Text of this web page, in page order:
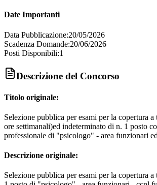
Date Importanti
Data Pubblicazione:20/05/2026
Scadenza Domande:20/06/2026
Posti Disponibili:1
Descrizione del Concorso
Titolo originale:
Selezione pubblica per esami per la copertura
ore settimanali)ed indeterminato di n. 1 posto
professionale di "psicologo" - area funzionari
Descrizione originale:
Selezione pubblica per esami per la copertura